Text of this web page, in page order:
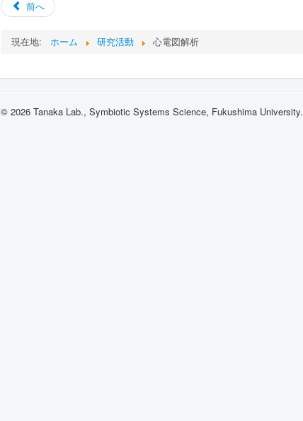
前へ
現在地: ホーム 研究活動 心電図解析
© 2026 Tanaka Lab., Symbiotic Systems Science, Fukushima University.